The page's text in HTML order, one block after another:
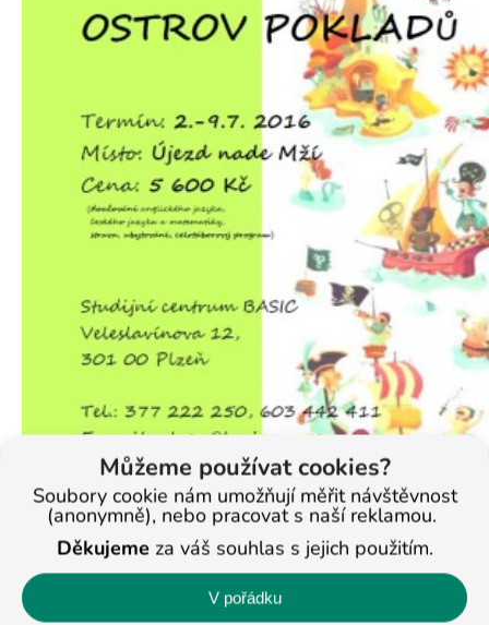
Můžeme používat cookies?
Soubory cookie nám umožňují měřit návštěvnost
(anonymně), nebo pracovat s naší reklamou.
Děkujemeza váš souhlas s jejich použitím.
V pořádku
< Na všechny články